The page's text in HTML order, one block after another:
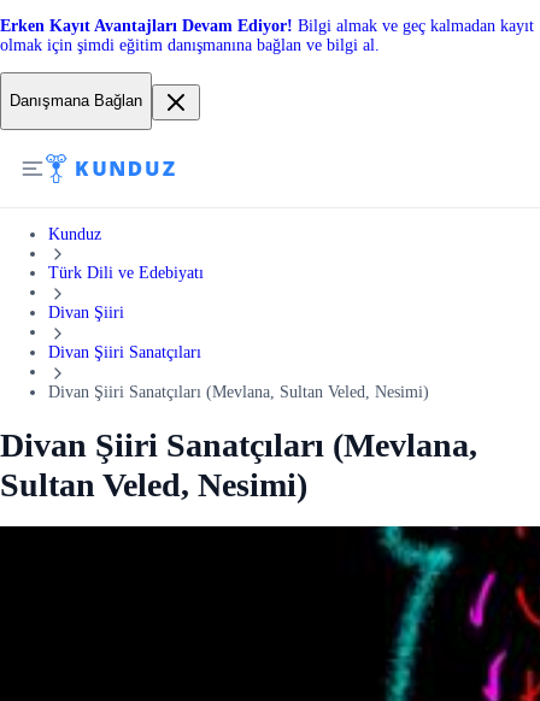
Erken Kayıt Avantajları Devam Ediyor! Bilgi almak ve geç kalmadan kayıt
olmak için şimdi eğitim danışmanına bağlan ve bilgi al.
Danışmana Bağlan
Kunduz
Türk Dili ve Edebiyatı
Divan Şiiri
Divan Şiiri Sanatçıları
Divan Şiiri Sanatçıları (Mevlana, Sultan Veled, Nesimi)
Divan Şiiri Sanatçıları (Mevlana,
Sultan Veled, Nesimi)